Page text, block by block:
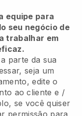
equipe para
seu negócio de
trabalhar em
parte da sua
seja um
edite o
ao cliente e /
se você quiser
permissão para